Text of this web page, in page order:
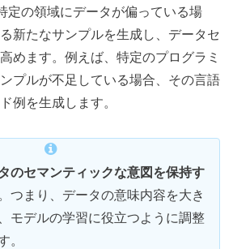
定の領域にデータが偏っている場
新たなサンプルを生成し、データセ
めます。例えば、特定のプログラミ
プルが不足している場合、その言語
例を生成します。
のセマンティックな意図を保持す
つまり、データの意味内容を大き
モデルの学習に役立つように調整
。